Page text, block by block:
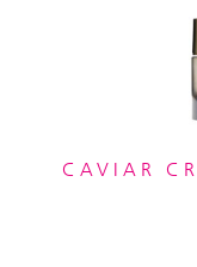
CAVIAR